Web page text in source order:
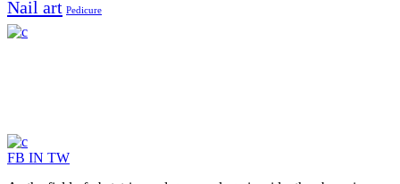
Nail art Pedicure
FB IN TW